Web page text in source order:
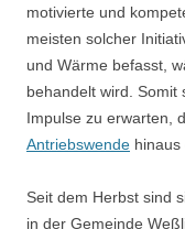
motivierte und
meisten solcher
und Wärme befasst,
behandelt wird. Somit
Impulse zu erwarten,
Antriebswende hinaus
Seit dem Herbst sind
in der Gemeinde